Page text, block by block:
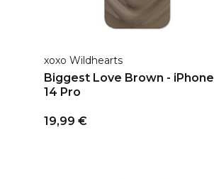
xoxo Wildhearts
Biggest Love Brown - iPhone
14 Pro
19,99 €